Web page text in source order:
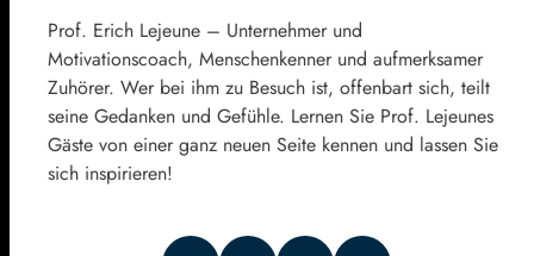
Prof. Erich Lejeune – Unternehmer und
Motivationscoach, Menschenkenner und aufmerksamer
Zuhörer. Wer bei ihm zu Besuch ist, offenbart sich, teilt
seine Gedanken und Gefühle. Lernen Sie Prof. Lejeunes
Gäste von einer ganz neuen Seite kennen und lassen Sie
sich inspirieren!